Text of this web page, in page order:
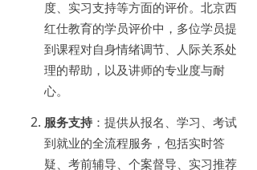
度、实习支持等方面的评价。北京西
红仕教育的学员评价中，多位学员提
到课程对自身情绪调节、人际关系处
理的帮助，以及讲师的专业度与耐
心。
服务支持 ：提供从报名、学习、考试
到就业的全流程服务，包括实时答
疑、考前辅导、个案督导、实习推荐